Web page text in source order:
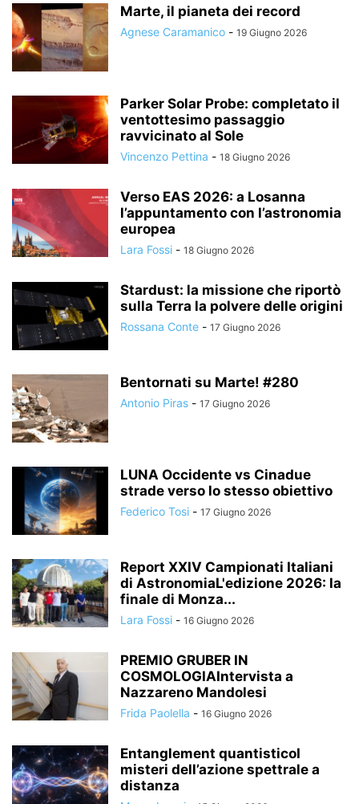
Marte, il pianeta dei record
Agnese Caramanico - 19 Giugno 2026
Parker Solar Probe: completato il
ventottesimo passaggio
ravvicinato al Sole
Vincenzo Pettina - 18 Giugno 2026
Verso EAS 2026: a Losanna
l’appuntamento con l’astronomia
europea
Lara Fossi - 18 Giugno 2026
Stardust: la missione che riportò
sulla Terra la polvere delle origini
Rossana Conte - 17 Giugno 2026
Bentornati su Marte! #280
Antonio Piras - 17 Giugno 2026
LUNA Occidente vs Cinadue
strade verso lo stesso obiettivo
Federico Tosi - 17 Giugno 2026
Report XXIV Campionati Italiani
di AstronomiaL'edizione 2026: la
finale di Monza...
Lara Fossi - 16 Giugno 2026
PREMIO GRUBER IN
COSMOLOGIAIntervista a
Nazzareno Mandolesi
Frida Paolella - 16 Giugno 2026
Entanglement quantisticoI
misteri dell’azione spettrale a
distanza